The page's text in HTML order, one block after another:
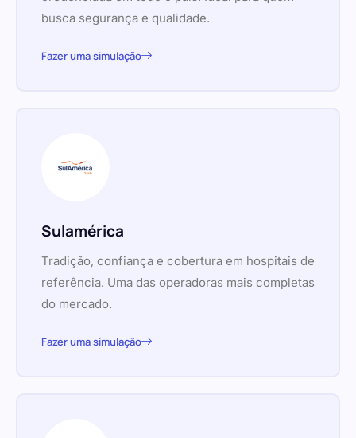
busca segurança e qualidade.
Fazer uma simulação
Sulamérica
Tradição, confiança e cobertura em hospitais de
referência. Uma das operadoras mais completas
do mercado.
Fazer uma simulação